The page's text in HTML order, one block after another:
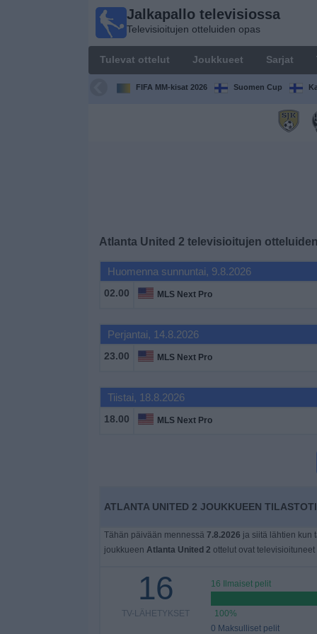
Jalkapallo televisiossa
Televisioitujen otteluiden opas
Tulevat ottelut Joukkueet Sarjat
FIFA MM-kisat 2026 Suomen Cup
Atlanta United 2 televisioitujen
Huomenna sunnuntai, 9.8.2026
02.00 MLS Next Pro
Perjantai, 14.8.2026
23.00 MLS Next Pro
Tiistai, 18.8.2026
18.00 MLS Next Pro
ATLANTA UNITED 2 JOUKKUEEN
Tähän päivään mennessä 7.8.2026 ja siitä lähtien kun
joukkueen Atlanta United 2 ottelut ovat televisioituneet
16
TV-LÄHETYKSET
16 Ilmaiset pelit
100%
0 Maksulliset pelit
Jalkapallo
televisiossa
Televisioitujen
otteluiden opas